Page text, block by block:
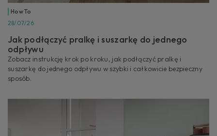
How To
28/07/26
Jak podłączyć pralkę i suszarkę do jednego
odpływu
Zobacz instrukcję krok po kroku, jak podłączyć pralkę i
suszarkę do jednego odpływu w szybki i całkowicie bezpieczny
sposób.